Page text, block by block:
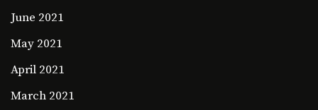
June 2021
May 2021
April 2021
March 2021